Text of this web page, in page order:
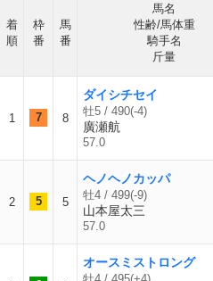
着
順
枠
番
馬
番
馬名
性齢/馬体重
騎手名
斤量
1 7 8
ダイシチセイ
牡5 / 490(-4)
廣瀬航
57.0
2 5 5
ヘノヘノカッパ
牡4 / 499(-9)
山本屋太三
57.0
オースミストロング